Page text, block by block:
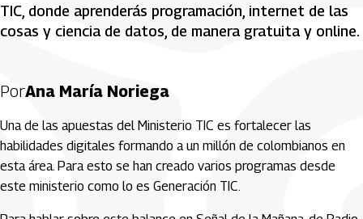
TIC, donde aprenderás programación, internet de las
cosas y ciencia de datos, de manera gratuita y online.
PorAna María Noriega
Una de las apuestas del Ministerio TIC es fortalecer las
habilidades digitales formando a un millón de colombianos en
esta área. Para esto se han creado varios programas desde
este ministerio como lo es Generación TIC.